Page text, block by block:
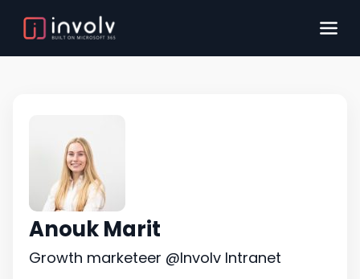
Anouk Marit
Growth marketeer @Involv Intranet